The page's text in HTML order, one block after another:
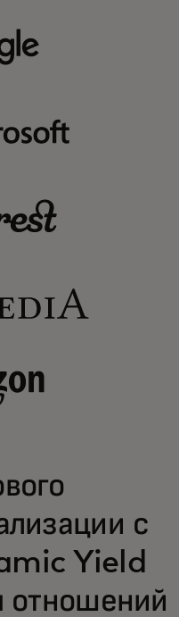
с
Yield
отношений